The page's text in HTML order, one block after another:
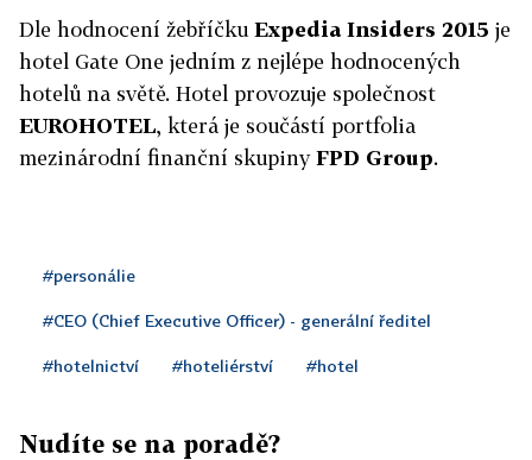
Dle hodnocení žebříčku Expedia Insiders 2015 je
hotel Gate One jedním z nejlépe hodnocených
hotelů na světě. Hotel provozuje společnost
EUROHOTEL, která je součástí portfolia
mezinárodní finanční skupinyFPD Group.
#personálie
#CEO (Chief Executive Officer) - generální ředitel
#hotelnictví #hoteliérství #hotel
Nudíte se na poradě?